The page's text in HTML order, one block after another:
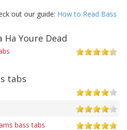
out our guide: How to Read Bass
Youre Dead
tabs
bass tabs